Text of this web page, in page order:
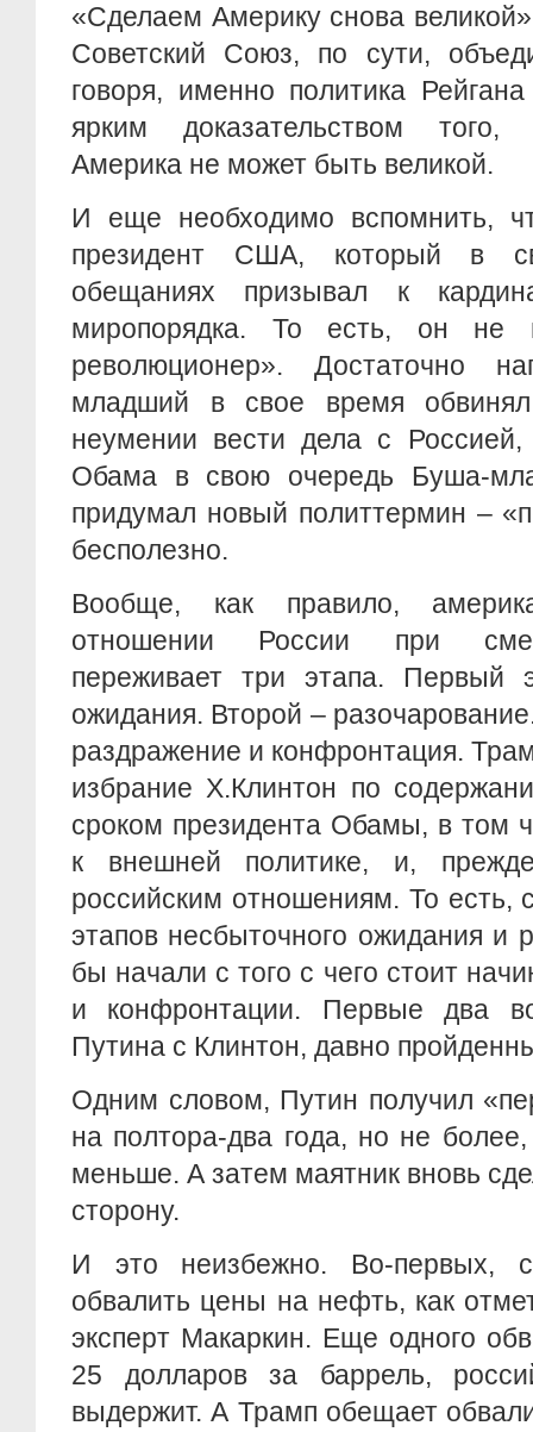
«Сделаем Америку снова
Советский Союз, по сути,
говоря, именно политика
ярким доказательством того,
Америка не может быть великой.
И еще необходимо вспомнить,
президент США, который в
обещаниях призывал к
миропорядка. То есть, он не
революционер». Достаточно
младший в свое время
неумении вести дела с
Обама в свою очередь Буша-
придумал новый политтермин –
бесполезно.
Вообще, как правило,
отношении России при
переживает три этапа. Первый
ожидания. Второй –
раздражение и конфронтация.
избрание Х.Клинтон по
сроком президента Обамы, в том
к внешней политике, и,
российским отношениям. То есть,
этапов несбыточного ожидания и
бы начали с того с чего стоит
и конфронтации. Первые два
Путина с Клинтон, давно
Одним словом, Путин получил
на полтора-два года, но не
меньше. А затем маятник вновь
сторону.
И это неизбежно. Во-первых,
обвалить цены на нефть, как
эксперт Макаркин. Еще одного
25 долларов за баррель,
выдержит. А Трамп обещает